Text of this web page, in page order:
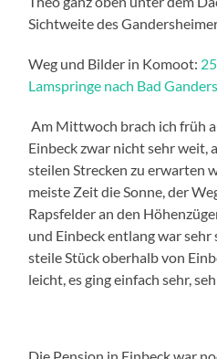
Sichtweite des
Weg und Bilder in Komoot:
Lamspringe nach Bad
Am Mittwoch brach ich früh
Einbeck zwar nicht sehr weit,
steilen Strecken zu erwarten
meiste Zeit die Sonne, der
Rapsfelder an den
und Einbeck entlang war
steile Stück oberhalb von
leicht, es ging einfach sehr,